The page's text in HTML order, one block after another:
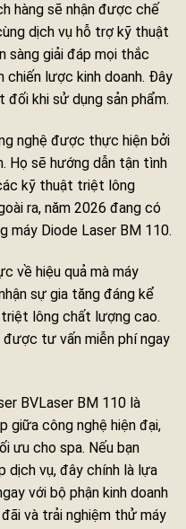
hàng sẽ nhận được chế
dịch vụ hỗ trợ kỹ thuật
sàng giải đáp mọi thắc
lược kinh doanh. Đây
khi sử dụng sản phẩm.
nghệ được thực hiện bởi
Họ sẽ hướng dẫn tận tình
kỹ thuật triệt lông
ra, năm 2026 đang có
máy Diode Laser BM 110.
về hiệu quả mà máy
sự gia tăng đáng kể
lông chất lượng cao.
tư vấn miễn phí ngay
BVLaser BM 110 là
giữa công nghệ hiện đại,
ưu cho spa. Nếu bạn
dịch vụ, đây chính là lựa
với bộ phận kinh doanh
và trải nghiệm thử máy